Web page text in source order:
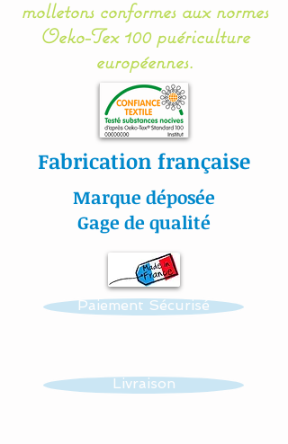
couleur et thème.
Réalisation possible de
toutes autres créations
dans ce thème : mobile,
guirlande, veilleuse …...
Toutes nos matières sont
certifiées aux normes
Oeko-Tex.
naissance#plaisir#bébé#li
molletons conformes aux normes
Oeko-Tex 100 puériculture
européennes.
Fabrication française
Marque déposée
Gage de qualité
Paiement Sécurisé
Livraison